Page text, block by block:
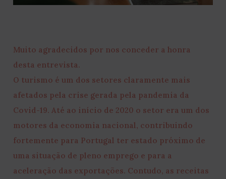
Muito agradecidos por nos conceder a honra
desta entrevista.
O turismo é um dos setores claramente mais
afetados pela crise gerada pela pandemia da
Covid-19. Até ao início de 2020 o setor era um dos
motores da economia nacional, contribuindo
fortemente para Portugal ter estado próximo de
uma situação de pleno emprego e para a
aceleração das exportações. Contudo, as receitas